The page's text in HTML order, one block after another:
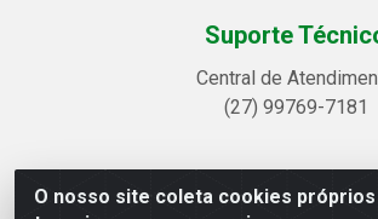
O nosso site coleta cookies próprios
Suporte
Central de
(27) 99769-7181
Linhavix Distribuidora LTDA - Avenida